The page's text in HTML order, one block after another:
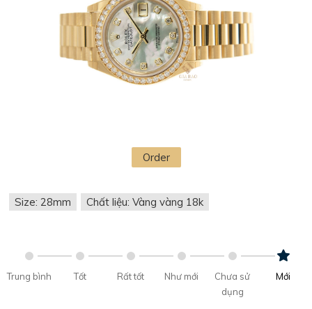
Order
Size: 28mm Chất liệu: Vàng vàng 18k
Trung bình Tốt Rất tốt Như mới
Chưa sử
dụng
Mới